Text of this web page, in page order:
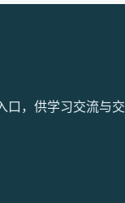
口，供学习交流与交